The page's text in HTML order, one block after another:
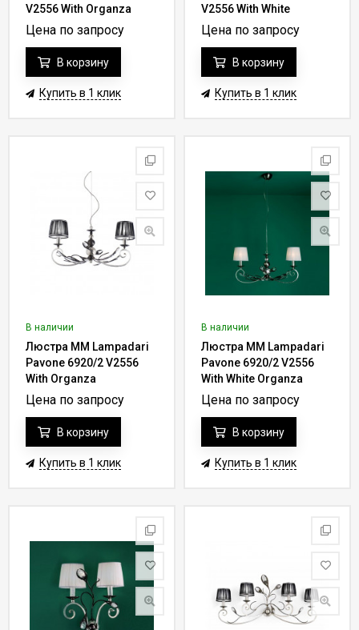
V2556 With Organza
Цена по запросу
В корзину
Купить в 1 клик
V2556 With White
Organza
Цена по запросу
В корзину
Купить в 1 клик
В наличии
Люстра MM Lampadari
Pavone 6920/2 V2556
With Organza
Цена по запросу
В корзину
Купить в 1 клик
В наличии
Люстра MM Lampadari
Pavone 6920/2 V2556
With White Organza
Цена по запросу
В корзину
Купить в 1 клик